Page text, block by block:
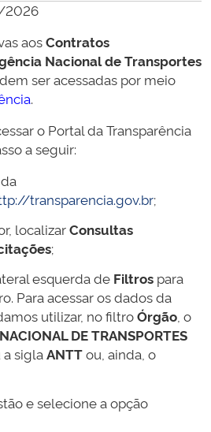
2026
aosContratos
Nacional de Transportes
ser acessadas por meio
.
o Portal da Transparência
a seguir:
transparencia.gov.br;
localizarConsultas
;
esquerda de Filtros para
Para acessar os dados da
utilizar, no filtroÓrgão , o
DE TRANSPORTES
a siglaANTTou, ainda, o
e selecione a opção